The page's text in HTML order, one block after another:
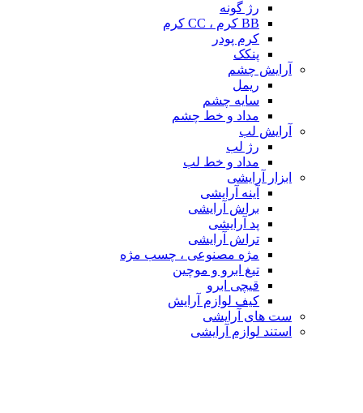
رژ گونه
BB کرم ، CC کرم
کرم پودر
پنکک
آرایش چشم
ریمل
سایه چشم
مداد و خط چشم
آرایش لب
رژ لب
مداد و خط لب
ابزار آرایشی
آینه آرایشی
براش آرایشی
پد آرایشی
تراش آرایشی
مژه مصنوعی ، چسب مژه
تیغ ابرو و موچین
قیچی ابرو
کیف لوازم آرایش
ست های آرایشی
استند لوازم آرایشی